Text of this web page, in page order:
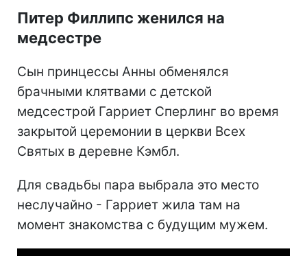
Питер Филлипс женился на
медсестре
Сын принцессы Анны обменялся
брачными клятвами с детской
медсестрой Гарриет Сперлинг во время
закрытой церемонии в церкви Всех
Святых в деревне Кэмбл.
Для свадьбы пара выбрала это место
неслучайно - Гарриет жила там на
момент знакомства с будущим мужем.